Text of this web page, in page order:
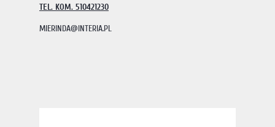
TEL. KOM. 510421230
MIERINDA@INTERIA.PL